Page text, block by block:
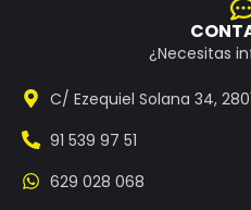
¿Necesitas
C/ Ezequiel Solana 34,
91 539 97 51
629 028 068